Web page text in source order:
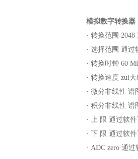
模拟数字转换器
· 转换范围 2048
· 选择范围 通过
· 转换时钟 60
· 转换速度 zui大
· 微分非线性 谱
· 积分非线性 谱
· 上 限 通过软
· 下 限 通过软
· ADC zero 通过